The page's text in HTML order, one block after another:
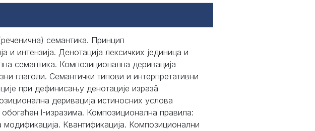
семантика. Принцип
и интензија. Денотација лексичких јединица и
семантика. Композиционална деривација
глаголи. Семантички типови и интерпретативни
при дефинисању денотације изразâ
деривација истиносних услова
обогаћен l-изразима. Композиционална правила:
модификација. Квантификација. Композиционални